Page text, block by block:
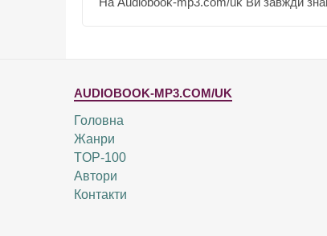
AUDIOBOOK-MP3.COM/UK
Головна
Жанри
TOP-100
Автори
Контакти